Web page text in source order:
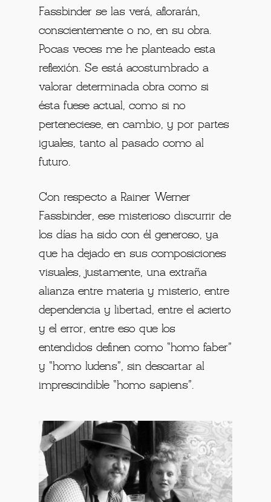
Fassbinder se las verá, aflorarán,
conscientemente o no, en su obra.
Pocas veces me he planteado esta
reflexión. Se está acostumbrado a
valorar determinada obra como si
ésta fuese actual, como si no
perteneciese, en cambio, y por partes
iguales, tanto al pasado como al
futuro.
Con respecto a Rainer Werner
Fassbinder, ese misterioso discurrir de
los días ha sido con él generoso, ya
que ha dejado en sus composiciones
visuales, justamente, una extraña
alianza entre materia y misterio, entre
dependencia y libertad, entre el acierto
y el error, entre eso que los
entendidos definen como “homo faber”
y “homo ludens”, sin descartar al
imprescindible “homo sapiens”.